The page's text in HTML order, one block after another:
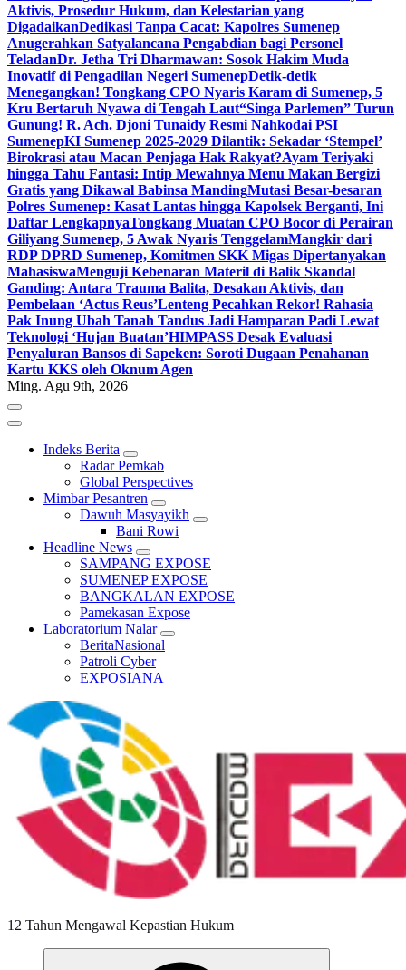
Aktivis, Prosedur Hukum, dan Kelestarian yang
DigadaikanDedikasi Tanpa Cacat: Kapolres Sumenep
Anugerahkan Satyalancana Pengabdian bagi Personel
TeladanDr. Jetha Tri Dharmawan: Sosok Hakim Muda
Inovatif di Pengadilan Negeri SumenepDetik-detik
Menegangkan! Tongkang CPO Nyaris Karam di Sumenep, 5
Kru Bertaruh Nyawa di Tengah Laut“Singa Parlemen” Turun
Gunung! R. Ach. Djoni Tunaidy Resmi Nahkodai PSI
SumenepKI Sumenep 2025-2029 Dilantik: Sekadar ‘Stempel’
Birokrasi atau Macan Penjaga Hak Rakyat?Ayam Teriyaki
hingga Tahu Fantasi: Intip Mewahnya Menu Makan Bergizi
Gratis yang Dikawal Babinsa MandingMutasi Besar-besaran
Polres Sumenep: Kasat Lantas hingga Kapolsek Berganti, Ini
Daftar LengkapnyaTongkang Muatan CPO Bocor di Perairan
Giliyang Sumenep, 5 Awak Nyaris TenggelamMangkir dari
RDP DPRD Sumenep, Komitmen SKK Migas Dipertanyakan
MahasiswaMenguji Kebenaran Materil di Balik Skandal
Ganding: Antara Trauma Balita, Desakan Aktivis, dan
Pembelaan ‘Actus Reus’Lenteng Pecahkan Rekor! Rahasia
Pak Inung Ubah Tanah Tandus Jadi Hamparan Padi Lewat
Teknologi ‘Hujan Buatan’HIMPASS Desak Evaluasi
Penyaluran Bansos di Sapeken: Soroti Dugaan Penahanan
Kartu KKS oleh Oknum Agen
Ming. Agu 9th, 2026
Indeks Berita
Radar Pemkab
Global Perspectives
Mimbar Pesantren
Dawuh Masyayikh
Bani Rowi
Headline News
SAMPANG EXPOSE
SUMENEP EXPOSE
BANGKALAN EXPOSE
Pamekasan Expose
Laboratorium Nalar
BeritaNasional
Patroli Cyber
EXPOSIANA
12 Tahun Mengawal Kepastian Hukum